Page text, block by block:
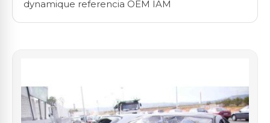
dynamique referencia OEM IAM